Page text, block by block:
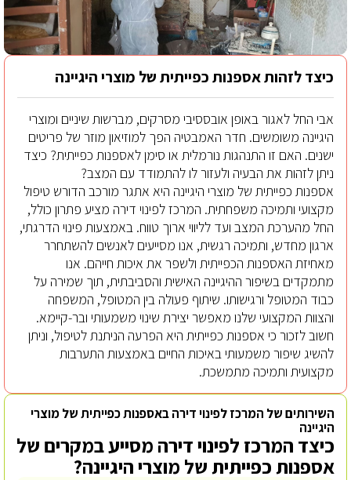
כיצד לזהות אספנות כפייתית של מוצרי היגיינה
אבי החל לאגור באופן אובססיבי מסרקים, מברשות שיניים ומוצרי
היגיינה משומשים. חדר האמבטיה הפך למוזיאון מוזר של פריטים
ישנים. האם זו התנהגות נורמלית או סימן לאספנות כפייתית? כיצד
ניתן לזהות את הבעיה ולעזור לו להתמודד עם המצב?
אספנות כפייתית של מוצרי היגיינה היא אתגר מורכב הדורש טיפול
מקצועי ותמיכה משפחתית. המרכז לפינוי דירה מציע פתרון כולל,
החל מהערכת המצב ועד לליווי ארוך טווח. באמצעות פינוי הדרגתי,
ארגון מחדש, ותמיכה רגשית, אנו מסייעים לאנשים להשתחרר
מאחיזת האספנות הכפייתית ולשפר את איכות חייהם. אנו
מתמקדים בשיפור ההיגיינה האישית והסביבתית, תוך שמירה על
כבוד המטופל ורגישותו. שיתוף פעולה בין המטופל, המשפחה
והצוות המקצועי שלנו מאפשר יצירת שינוי משמעותי ובר-קיימא.
חשוב לזכור כי אספנות כפייתית היא הפרעה הניתנת לטיפול, וניתן
להשיג שיפור משמעותי באיכות החיים באמצעות התערבות
מקצועית ותמיכה מתמשכת.
השירותים של המרכז לפינוי דירה באספנות כפייתית של מוצרי
היגיינה
כיצד המרכז לפינוי דירה מסייע במקרים של
אספנות כפייתית של מוצרי היגיינה?